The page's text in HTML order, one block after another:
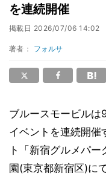
を連続開催
掲載日 2026/07/06 14:02
著者： フォルサ
ブルースモービルは
イベントを連続開催
ト「新宿グルメパ
園(東京都新宿区)に